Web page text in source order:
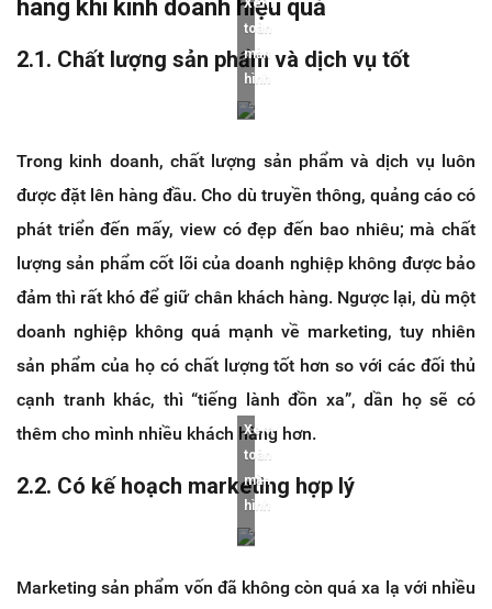
hàng khi kinh doanh hiệu quả
2.1. Chất lượng sản phẩm và dịch vụ tốt
toàn
màn
hình
Trong kinh doanh, chất lượng sản phẩm và dịch vụ luôn
được đặt lên hàng đầu. Cho dù truyền thông, quảng cáo có
phát triển đến mấy, view có đẹp đến bao nhiêu; mà chất
lượng sản phẩm cốt lõi của doanh nghiệp không được bảo
đảm thì rất khó để giữ chân khách hàng. Ngược lại, dù một
doanh nghiệp không quá mạnh về marketing, tuy nhiên
sản phẩm của họ có chất lượng tốt hơn so với các đối thủ
cạnh tranh khác, thì “tiếng lành đồn xa”, dần họ sẽ có
thêm cho mình nhiều khách hàng hơn.
2.2. Có kế hoạch marketing hợp lý
Xem
toàn
màn
hình
Marketing sản phẩm vốn đã không còn quá xa lạ với nhiều